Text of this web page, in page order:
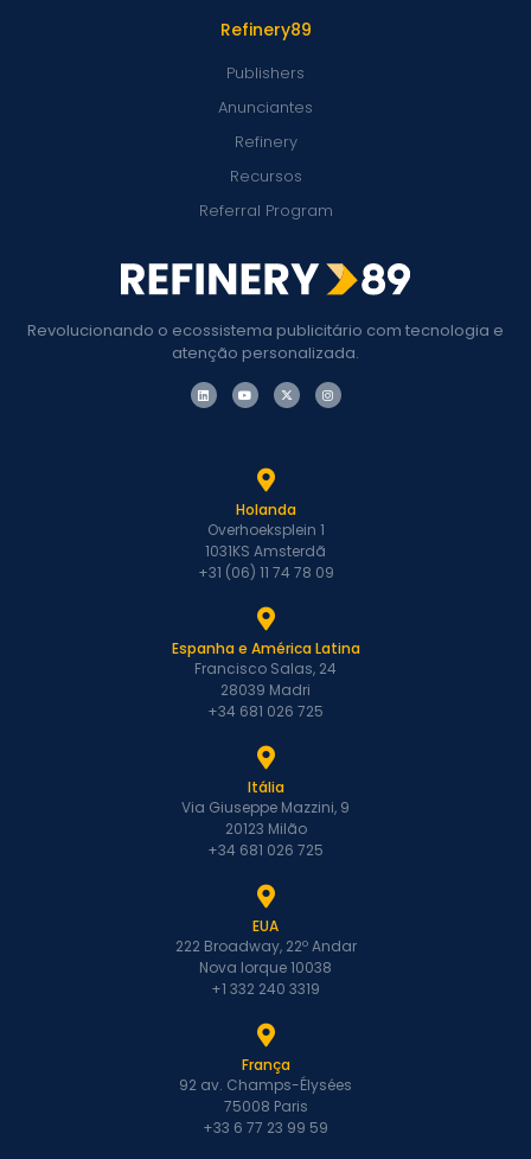
Revolucionando o ecossistema publicitário com tecnologia e
atenção personalizada.
Refinery89
Publishers
Anunciantes
Refinery
Recursos
Referral Program
Holanda
Overhoeksplein 1
1031KS Amsterdã
+31 (06) 11 74 78 09
Espanha e América Latina
Francisco Salas, 24
28039 Madri
+34 681 026 725
Itália
Via Giuseppe Mazzini, 9
20123 Milão
+34 681 026 725
EUA
222 Broadway, 22º Andar
Nova Iorque 10038
+1 332 240 3319
França
92 av. Champs-Élysées
75008 Paris
+33 6 77 23 99 59